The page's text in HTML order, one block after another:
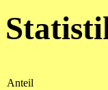
Anteil